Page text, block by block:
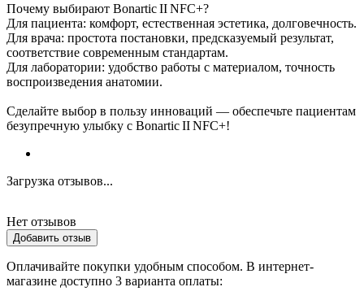
Почему выбирают Bonartic II NFC+?
Для пациента: комфорт, естественная эстетика, долговечность.
Для врача: простота постановки, предсказуемый результат,
соответствие современным стандартам.
Для лаборатории: удобство работы с материалом, точность
воспроизведения анатомии.
Сделайте выбор в пользу инноваций — обеспечьте пациентам
безупречную улыбку с Bonartic II NFC+!
Загрузка отзывов...
Нет отзывов
Добавить отзыв
Оплачивайте покупки удобным способом. В интернет-
магазине доступно 3 варианта оплаты: